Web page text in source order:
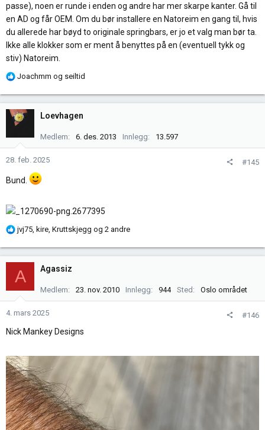
passe), noen er runde i enden og andre har mer skarpe kanter. Gå til
en AD og får OEM. Om du bør installere en Natoreim en gang til, hvis
du allerede har bøyd to originale springbars, er jo et valg man bør ta.
Ikke alle klokker som er ment å benyttes på en (eventuell tykk og
stiv) Natoreim.
R
k
s
n
r
Joachmm og seiltid
Loevhagen
Medlem 6. des. 2013 Innlegg 13.597
28. feb. 2025 #145
Bund.
R
k
s
n
r
jvj75, kire, Kruttskjegg og 2 andre
A Agassiz
Medlem 23. nov. 2010 Innlegg 944 Sted Oslo området
4. mars 2025 #146
Nick Mankey Designs